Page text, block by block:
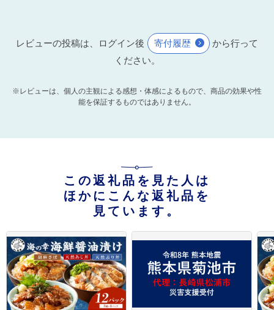
レビューの投稿は、ログイン後 寄付履歴
から行って
ください。
※レビューは、個人の主観による感想・体感によるもので、商品の効果や性
能を保証するものではありません。
この返礼品を見た人は
ほかにこんな返礼品を
見ています。